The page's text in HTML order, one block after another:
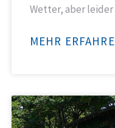
Wetter, aber leider
MEHR